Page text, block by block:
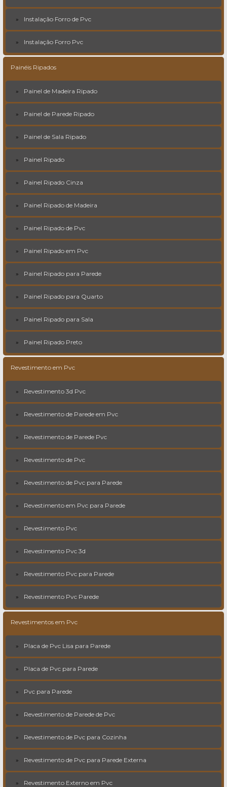
Instalação Forro de Pvc
Instalação Forro Pvc
Painéis Ripados
Painel de Madeira Ripado
Painel de Parede Ripado
Painel de Sala Ripado
Painel Ripado
Painel Ripado Cinza
Painel Ripado de Madeira
Painel Ripado de Pvc
Painel Ripado em Pvc
Painel Ripado para Parede
Painel Ripado para Quarto
Painel Ripado para Sala
Painel Ripado Preto
Revestimento em Pvc
Revestimento 3d Pvc
Revestimento de Parede em Pvc
Revestimento de Parede Pvc
Revestimento de Pvc
Revestimento de Pvc para Parede
Revestimento em Pvc para Parede
Revestimento Pvc
Revestimento Pvc 3d
Revestimento Pvc para Parede
Revestimento Pvc Parede
Revestimentos em Pvc
Placa de Pvc Lisa para Parede
Placa de Pvc para Parede
Pvc para Parede
Revestimento de Parede de Pvc
Revestimento de Pvc para Cozinha
Revestimento de Pvc para Parede Externa
Revestimento Externo em Pvc